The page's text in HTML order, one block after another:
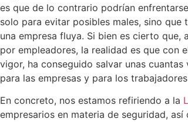
es que de lo contrario podrían
solo para evitar posibles males, sino
una empresa fluya. Si bien es cierto
por empleadores, la realidad es que con
vigor, ha conseguido salvar unas
para las empresas y para los
En concreto, nos estamos refiriendo a la
empresarios en materia de seguridad,